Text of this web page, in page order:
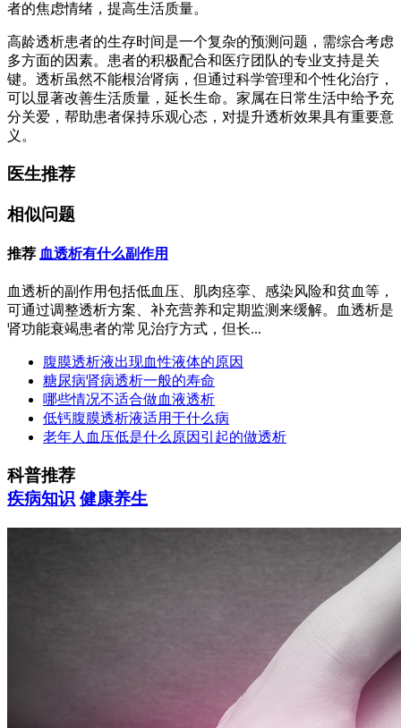
者的焦虑情绪，提高生活质量。
高龄透析患者的生存时间是一个复杂的预测问题，需综合考虑
多方面的因素。患者的积极配合和医疗团队的专业支持是关
键。透析虽然不能根治肾病，但通过科学管理和个性化治疗，
可以显著改善生活质量，延长生命。家属在日常生活中给予充
分关爱，帮助患者保持乐观心态，对提升透析效果具有重要意
义。
医生推荐
相似问题
推荐 血透析有什么副作用
血透析的副作用包括低血压、肌肉痉挛、感染风险和贫血等，
可通过调整透析方案、补充营养和定期监测来缓解。血透析是
肾功能衰竭患者的常见治疗方式，但长...
腹膜透析液出现血性液体的原因
糖尿病肾病透析一般的寿命
哪些情况不适合做血液透析
低钙腹膜透析液适用于什么病
老年人血压低是什么原因引起的做透析
科普推荐
疾病知识 健康养生